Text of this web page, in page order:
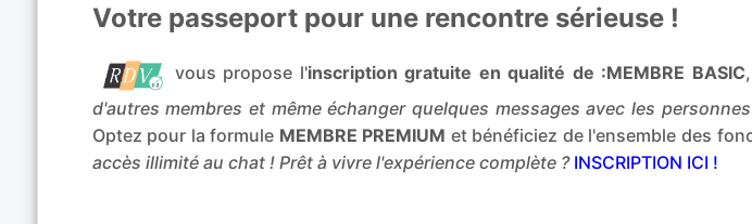
Votre passeport pour une rencontre sérieuse !
vous propose l'inscription gratuite en qualité de :MEMBRE BASIC
d'autres membres et même échanger quelques messages avec les
Optez pour la formule MEMBRE PREMIUM et bénéficiez de l'ensemble des
accès illimité au chat ! Prêt à vivre l'expérience complète ? INSCRIPTION ICI !